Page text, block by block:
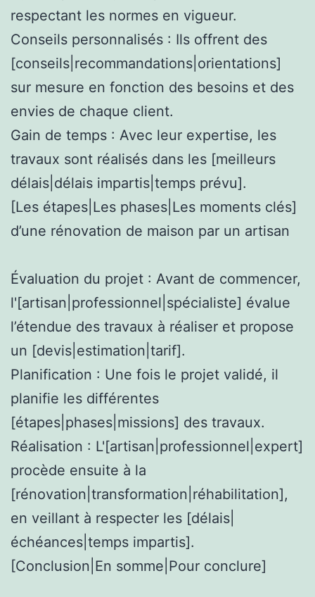
respectant les normes en vigueur.
Conseils personnalisés : Ils offrent des
[conseils|recommandations|orientations]
sur mesure en fonction des besoins et des
envies de chaque client.
Gain de temps : Avec leur expertise, les
travaux sont réalisés dans les [meilleurs
délais|délais impartis|temps prévu].
[Les étapes|Les phases|Les moments clés]
d’une rénovation de maison par un artisan
Évaluation du projet : Avant de commencer,
l'[artisan|professionnel|spécialiste] évalue
l’étendue des travaux à réaliser et propose
un [devis|estimation|tarif].
Planification : Une fois le projet validé, il
planifie les différentes
[étapes|phases|missions] des travaux.
Réalisation : L'[artisan|professionnel|expert]
procède ensuite à la
[rénovation|transformation|réhabilitation],
en veillant à respecter les [délais|
échéances|temps impartis].
[Conclusion|En somme|Pour conclure]